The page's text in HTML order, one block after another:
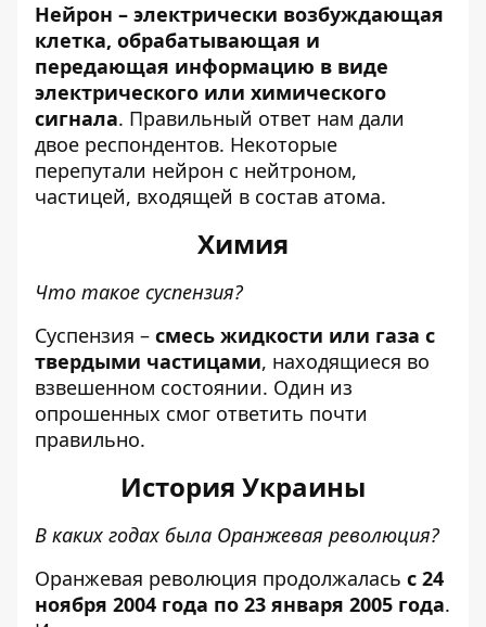
Нейрон – электрически возбуждающая
клетка, обрабатывающая и
передающая информацию в виде
электрического или химического
сигнала. Правильный ответ нам дали
двое респондентов. Некоторые
перепутали нейрон с нейтроном,
частицей, входящей в состав атома.
Химия
Что такое суспензия?
Суспензия – смесь жидкости или газа с
твердыми частицами, находящиеся во
взвешенном состоянии. Один из
опрошенных смог ответить почти
правильно.
История Украины
В каких годах была Оранжевая революция?
Оранжевая революция продолжалась с 24
ноября 2004 года по 23 января 2005 года.